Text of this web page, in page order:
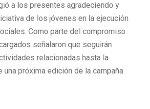
a los presentes agradeciendo y
de los jóvenes en la ejecución
Como parte del compromiso
señalaron que seguirán
relacionadas hasta la
una próxima edición de la campaña.